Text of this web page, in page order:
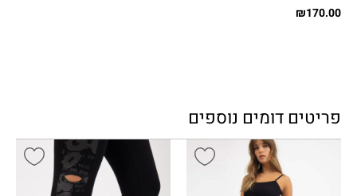
₪170.00
פריטים דומים נוספים